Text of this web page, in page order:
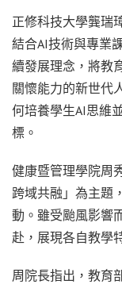
正修科技大學龔瑞
結合AI技術與專業
續發展理念，將教
關懷能力的新世代
何培養學生AI思維
標。
健康暨管理學院周
跨域共融」為主題
動。雖受颱風影響
赴，展現各自教學
周院長指出，教育